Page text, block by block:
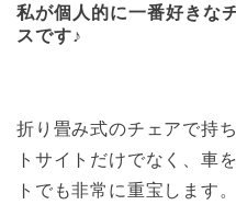
私が個人的に一番好きな
スです♪
折り畳み式のチェアで持
トサイトだけでなく、車
トでも非常に重宝します。